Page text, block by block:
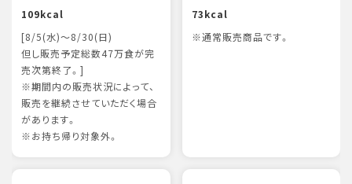
109kcal
[8/5(水)～8/30(日)
但し販売予定総数47万食が完
売次第終了。]
※期間内の販売状況によって、
販売を継続させていただく場合
があります。
※お持ち帰り対象外。
73kcal
※通常販売商品です。